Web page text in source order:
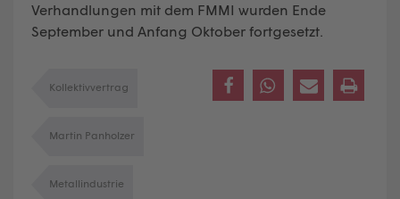
Verhandlungen mit dem FMMI wurden Ende
September und Anfang Oktober fortgesetzt.
Kollektivvertrag
Martin Panholzer
Metallindustrie